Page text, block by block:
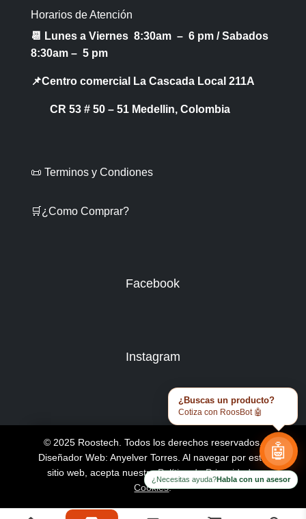
Horarios de Atención
📆 Lunes a Viernes 8:30am – 6 pm /Sabados
8:30am – 5 pm
📌Centro comercial La Cascada Local 211A
CR 53 # 50 – 51 Medellin, Colombia
📜 Terminos y Condiones
🛒¿Como Comprar?
Facebook
Instagram
© 2025 Roostech. Todos los derechos reservados.
Diseñador Web: Anyelver Torres . Al navegar por este
sitio web, acepta nuestraPolítica de Privacidad y
Cookies.
¿Buscas un producto?
Cotiza con RoosBot 🤖
🤖
¿Necesitas ayuda?Habla con un asesor